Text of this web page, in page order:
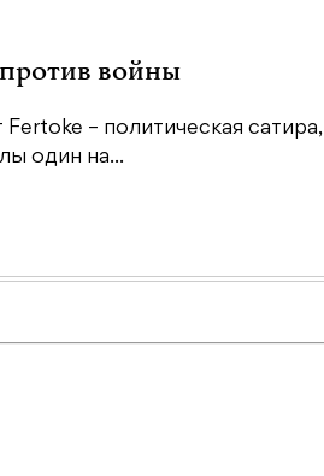
войны
– политическая сатира,
один на...